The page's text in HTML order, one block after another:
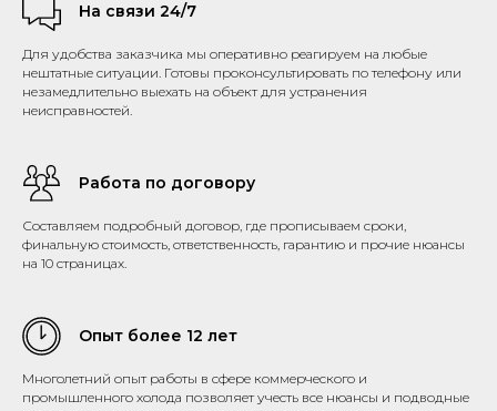
На связи 24/7
Для удобства заказчика мы оперативно реагируем на любые
нештатные ситуации. Готовы проконсультировать по телефону или
незамедлительно выехать на объект для устранения
неисправностей.
Работа по договору
Составляем подробный договор, где прописываем сроки,
финальную стоимость, ответственность, гарантию и прочие нюансы
на 10 страницах.
Опыт более 12 лет
Многолетний опыт работы в сфере коммерческого и
промышленного холода позволяет учесть все нюансы и подводные